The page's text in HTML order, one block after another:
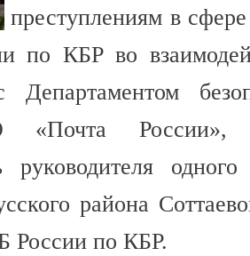
преступлениям в
по КБР во
Департаментом
России»,
руководителя
района
России по КБР.